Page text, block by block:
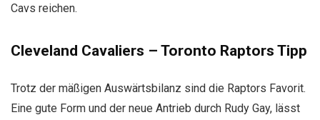
Cavs reichen.
Cleveland Cavaliers – Toronto Raptors Tipp
Trotz der mäßigen Auswärtsbilanz sind die Raptors Favorit.
Eine gute Form und der neue Antrieb durch Rudy Gay, lässt